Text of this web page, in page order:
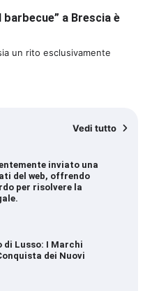
a Brescia è
un rito esclusivamente
Vedi tutto
inviato una
del web, offrendo
per risolvere la
di Lusso: I Marchi
dei Nuovi